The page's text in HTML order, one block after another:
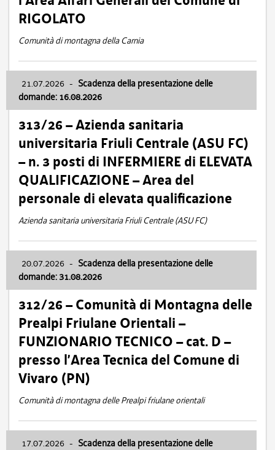
RIGOLATO
Comunità di montagna della Carnia
21.07.2026 - Scadenza della presentazione delle
domande: 16.08.2026
313/26 – Azienda sanitaria
universitaria Friuli Centrale (ASU FC)
– n. 3 posti di INFERMIERE di ELEVATA
QUALIFICAZIONE – Area del
personale di elevata qualificazione
Azienda sanitaria universitaria Friuli Centrale (ASU FC)
20.07.2026 - Scadenza della presentazione delle
domande: 31.08.2026
312/26 – Comunità di Montagna delle
Prealpi Friulane Orientali –
FUNZIONARIO TECNICO – cat. D –
presso l’Area Tecnica del Comune di
Vivaro (PN)
Comunità di montagna delle Prealpi friulane orientali
17.07.2026 - Scadenza della presentazione delle